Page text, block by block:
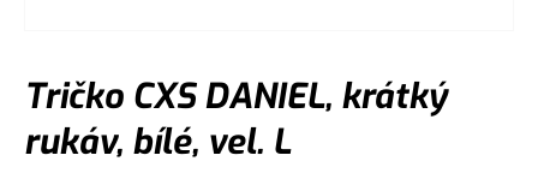
Tričko CXS DANIEL, krátký
rukáv, bílé, vel. L